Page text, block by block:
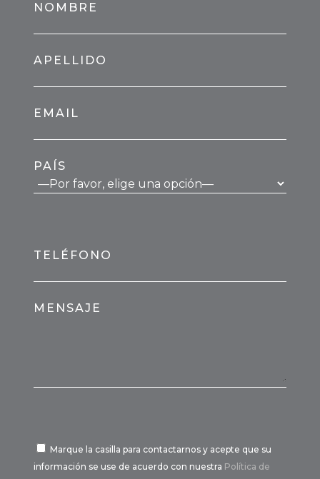
NOMBRE
APELLIDO
EMAIL
PAÍS
TELÉFONO
MENSAJE
Marque la casilla para contactarnos y acepte que su
información se use de acuerdo con nuestra Política de